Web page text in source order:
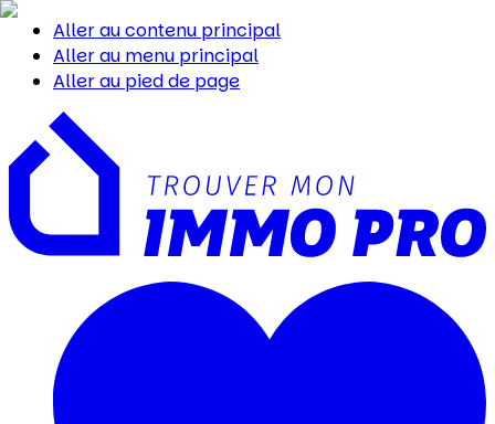
Aller au contenu principal
Aller au menu principal
Aller au pied de page